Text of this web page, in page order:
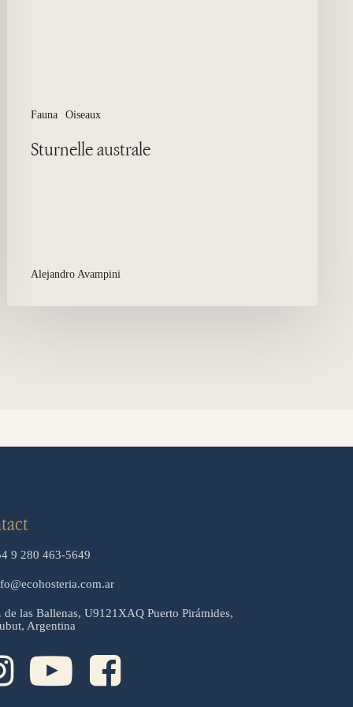
Fauna Oiseaux
Sturnelle australe
Alejandro Avampini
9 280 463-5649
de las Ballenas, U9121XAQ Puerto Pirámides,
Argentina